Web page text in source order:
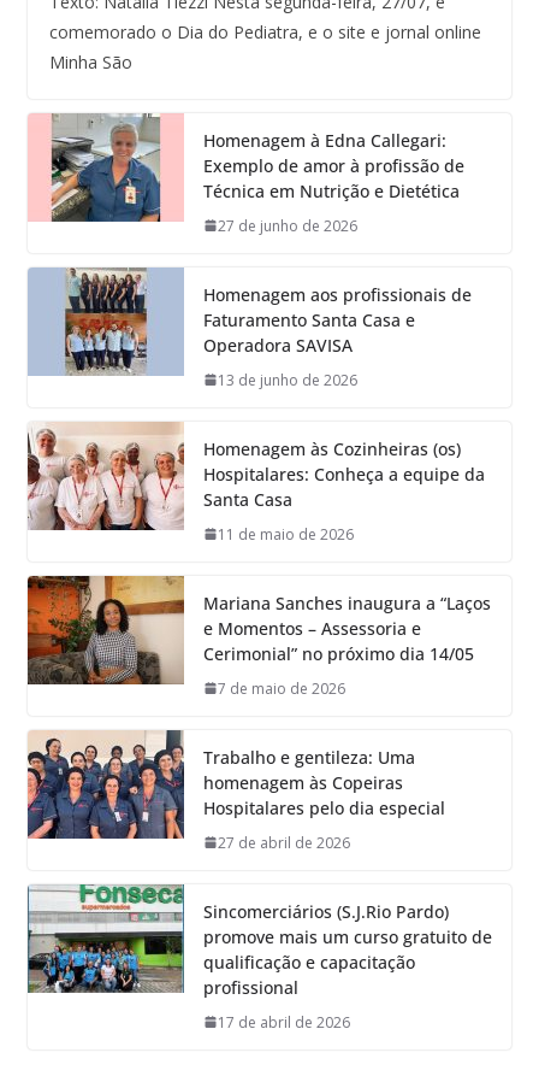
comemorado o Dia do Pediatra, e o site e jornal online
Minha São
Homenagem à Edna Callegari:
Exemplo de amor à profissão de
Técnica em Nutrição e Dietética
27 de junho de 2026
Homenagem aos profissionais de
Faturamento Santa Casa e
Operadora SAVISA
13 de junho de 2026
Homenagem às Cozinheiras (os)
Hospitalares: Conheça a equipe da
Santa Casa
11 de maio de 2026
Mariana Sanches inaugura a “Laços
e Momentos – Assessoria e
Cerimonial” no próximo dia 14/05
7 de maio de 2026
Trabalho e gentileza: Uma
homenagem às Copeiras
Hospitalares pelo dia especial
27 de abril de 2026
Sincomerciários (S.J.Rio Pardo)
promove mais um curso gratuito de
qualificação e capacitação
profissional
17 de abril de 2026